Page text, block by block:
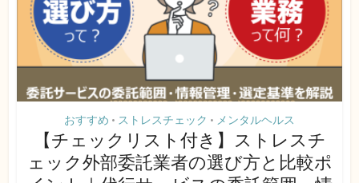
おすすめ • ストレスチェック • メンタルヘルス
【チェックリスト付き】ストレスチ
ェック外部委託業者の選び方と比較ポ